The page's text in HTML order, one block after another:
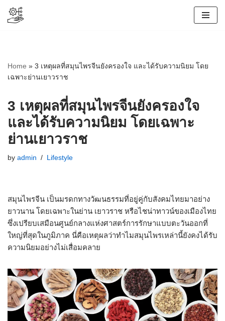
Home » 3 เหตุผลที่สมุนไพรจีนยังครองใจ และได้รับความนิยม โดย
เฉพาะย่านเยาวราช
3 เหตุผลที่สมุนไพรจีนยังครองใจ
และได้รับความนิยม โดยเฉพาะ
ย่านเยาวราช
by admin Lifestyle
สมุนไพรจีน เป็นมรดกทางวัฒนธรรมที่อยู่คู่กับสังคมไทยมาอย่าง
ยาวนาน โดยเฉพาะในย่าน เยาวราช หรือไชน่าทาวน์ของเมืองไทย
ซึ่งเปรียบเสมือนศูนย์กลางแห่งศาสตร์การรักษาแบบตะวันออกที่
ใหญ่ที่สุดในภูมิภาค นี่คือเหตุผลว่าทำไมสมุนไพรเหล่านี้ยังคงได้รับ
ความนิยมอย่างไม่เสื่อมคลาย